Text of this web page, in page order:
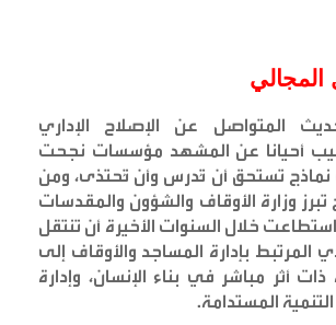
المجالي
المتواصل عن الإصلاح الإداري
أحيانا عن المشهد مؤسسات نجحت
تستحق أن تُدرس وأن تُحتذى، ومن
تبرز وزارة الأوقاف والشؤون والمقدسات
استطاعت خلال السنوات الأخيرة أن تنتقل
المرتبط بإدارة المساجد والأوقاف إلى
أثر مباشر في بناء الإنسان، وإدارة
المستدامة.